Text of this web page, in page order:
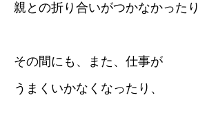
親との折り合いがつかなかったり
その間にも、また、仕事が
うまくいかなくなったり、